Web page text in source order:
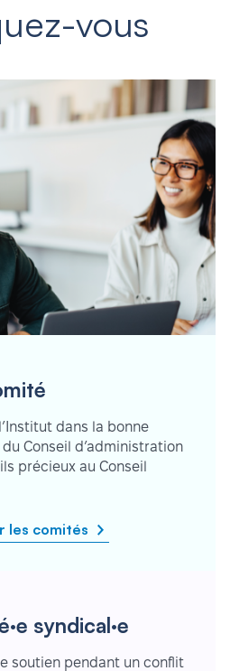
vous
dans la bonne
Conseil d’administration
précieux au Conseil
les comités
syndical·e
soutien pendant un conflit